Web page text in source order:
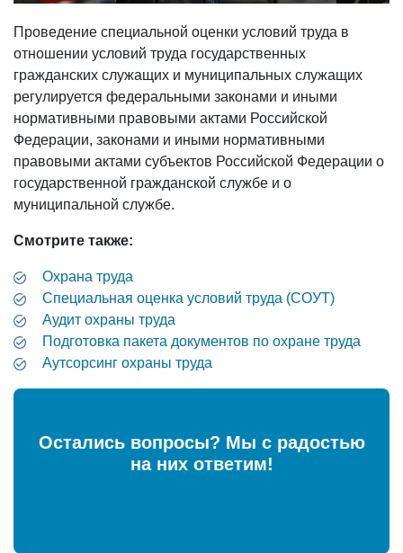
Проведение специальной оценки условий труда в
отношении условий труда государственных
гражданских служащих и муниципальных служащих
регулируется федеральными законами и иными
нормативными правовыми актами Российской
Федерации, законами и иными нормативными
правовыми актами субъектов Российской Федерации о
государственной гражданской службе и о
муниципальной службе.
Смотрите также:
Охрана труда
Специальная оценка условий труда (СОУТ)
Аудит охраны труда
Подготовка пакета документов по охране труда
Аутсорсинг охраны труда
Остались вопросы? Мы с радостью
на них ответим!